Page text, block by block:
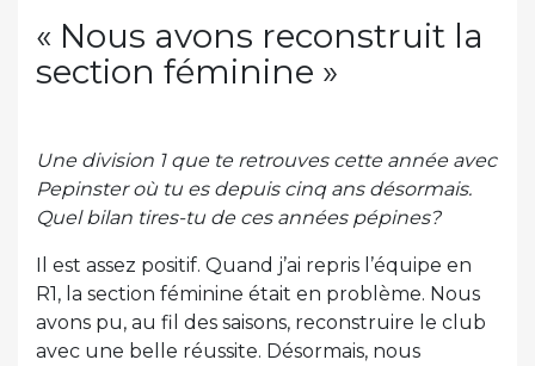
« Nous avons reconstruit la
section féminine »
Une division 1 que te retrouves cette année avec
Pepinster où tu es depuis cinq ans désormais.
Quel bilan tires-tu de ces années pépines?
Il est assez positif. Quand j’ai repris l’équipe en
R1, la section féminine était en problème. Nous
avons pu, au fil des saisons, reconstruire le club
avec une belle réussite. Désormais, nous